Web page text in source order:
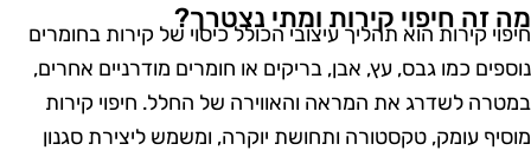
זה חיפוי קירות ומתי נצטרך?
קירות הוא תהליך עיצובי הכולל כיסוי של קירות בחומרים
כמו גבס, עץ, אבן, בריקים או חומרים מודרניים אחרים,
לשדרג את המראה והאווירה של החלל. חיפוי קירות
עומק, טקסטורה ותחושת יוקרה, ומשמש ליצירת סגנון